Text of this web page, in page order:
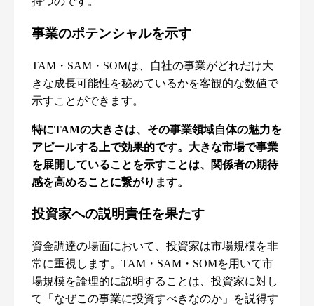
事業のポテンシャルを示す
TAM・SAM・SOMは、自社の事業がどれだけ大
きな成長可能性を秘めているかを客観的な数値で
示すことができます。
特にTAMの大きさは、その事業領域自体の魅力を
アピールする上で効果的です。大きな市場で事業
を展開していることを示すことは、関係者の期待
感を高めることに繋がります。
投資家への説明責任を果たす
資金調達の場面において、投資家は市場規模を非
常に重視します。TAM・SAM・SOMを用いて市
場規模を論理的に説明することは、投資家に対し
て「なぜこの事業に投資すべきなのか」を説得す